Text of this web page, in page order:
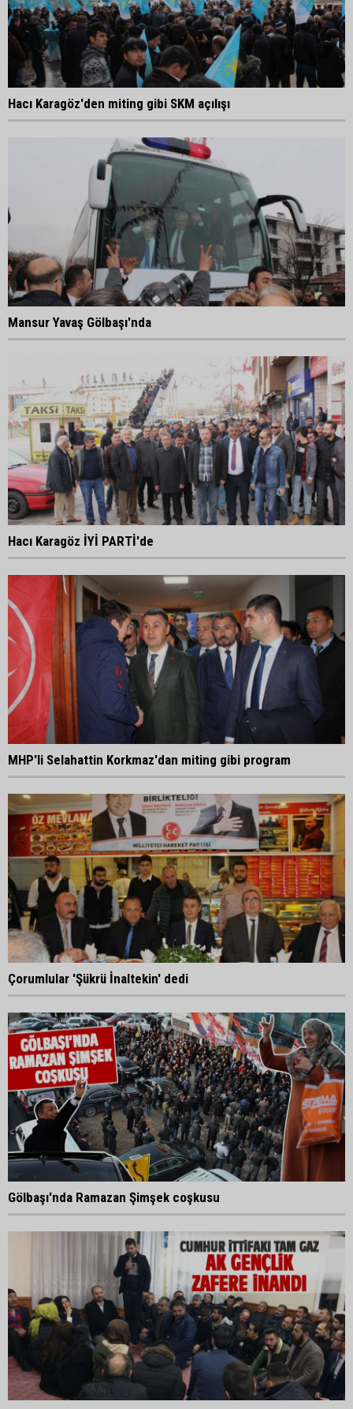
Hacı Karagöz'den miting gibi SKM açılışı
Mansur Yavaş Gölbaşı'nda
Hacı Karagöz İYİ PARTİ'de
MHP'li Selahattin Korkmaz'dan miting gibi program
Çorumlular 'Şükrü İnaltekin' dedi
Gölbaşı'nda Ramazan Şimşek coşkusu